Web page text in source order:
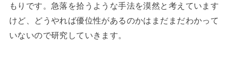
もりです。急落を拾うような手法を漠然と考えています
けど、どうやれば優位性があるのかはまだまだわかって
いないので研究していきます。